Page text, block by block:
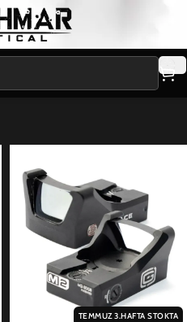
TEMMUZ 3.HAFTA STOKTA